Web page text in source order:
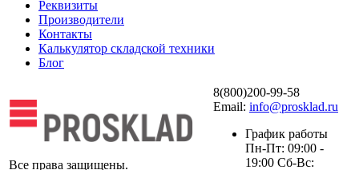
Реквизиты
Производители
Контакты
Калькулятор складской техники
Блог
Все права защищены.
8(800)200-99-58
Email: info@prosklad.ru
График работы
Пн-Пт: 09:00 -
19:00 Сб-Вс: